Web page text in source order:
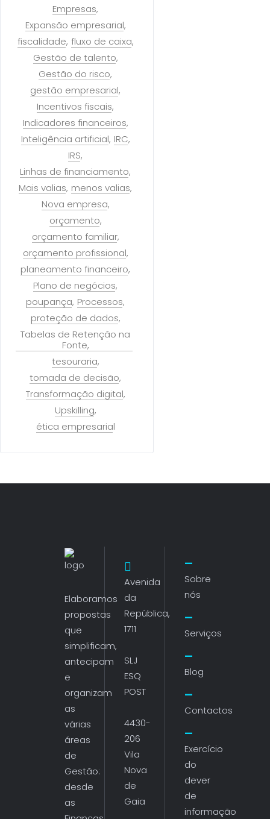
Empresas
Expansão empresarial
fiscalidade fluxo de caixa
Gestão de talento
Gestão do risco
gestão empresarial
Incentivos fiscais
Indicadores financeiros
Inteligência artificial IRC
IRS
Linhas de financiamento
Mais valias menos valias
Nova empresa
orçamento
orçamento familiar
orçamento profissional
planeamento financeiro
Plano de negócios
poupança Processos
proteção de dados
Tabelas de Retenção na
Fonte
tesouraria
tomada de decisão
Transformação digital
Upskilling
ética empresarial
Elaboramos
propostas
que
simplificam,
antecipam
e
organizam
as
várias
áreas
de
Gestão:
desde
as
Avenida
da
República,
1711
SLJ
ESQ
POST
4430-
206
Vila
Nova
de
Gaia
Sobre
nós
Serviços
Blog
Contactos
Exercício
do
dever
de
informação